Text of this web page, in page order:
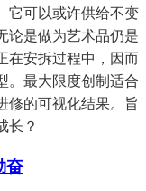
它可以或许供给不变
论是做为艺术品仍是
在安拆过程中，因而
。最大限度创制适合
修的可视化结果。旨
长？
奋